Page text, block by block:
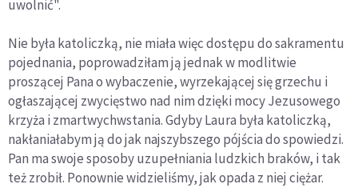
uwolnić".
Nie była katoliczką, nie miała więc dostępu do sakramentu
pojednania, poprowadziłam ją jednak w modlitwie
proszącej Pana o wybaczenie, wyrzekającej się grzechu i
ogłaszającej zwycięstwo nad nim dzięki mocy Jezusowego
krzyża i zmartwychwstania. Gdyby Laura była katoliczką,
nakłaniałabym ją do jak najszybszego pójścia do spowiedzi.
Pan ma swoje sposoby uzupełniania ludzkich braków, i tak
też zrobił. Ponownie widzieliśmy, jak opada z niej ciężar.